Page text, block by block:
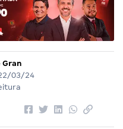
Gran
03/24